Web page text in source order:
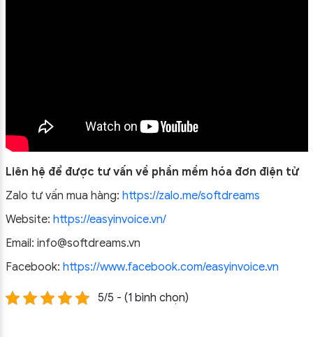
Liên hệ để được tư vấn về phần mềm hóa đơn điện tử
Zalo tư vấn mua hàng: https://zalo.me/softdreams
Website: https://easyinvoice.vn/
Email: info@softdreams.vn
Facebook: https://www.facebook.com/easyinvoice.vn
5/5 - (1 bình chọn)